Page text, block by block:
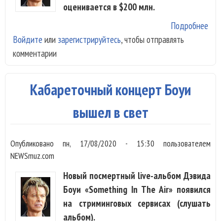
оценивается в $200 млн.
Подробнее
Войдите или зарегистрируйтесь, чтобы отправлять
комментарии
Кабареточный концерт Боуи
вышел в свет
Опубликованопн, 17/08/2020 - 15:30 пользователем
NEWSmuz.com
Новый посмертный live-альбом Дэвида
Боуи «Something In The Air» появился
на стриминговых сервисах (слушать
альбом).